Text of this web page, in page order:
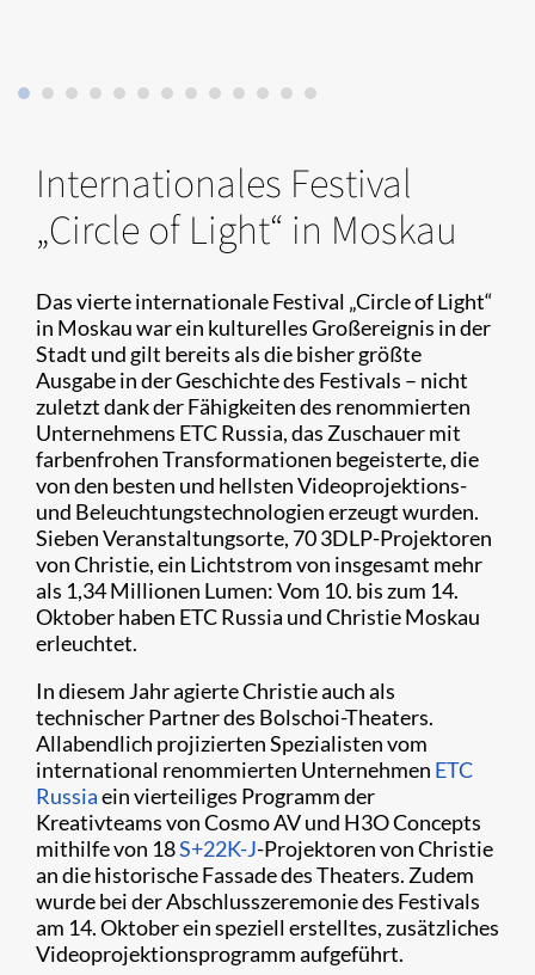
Internationales Festival
„Circle of Light“ in Moskau
Das vierte internationale Festival „Circle of Light“
in Moskau war ein kulturelles Großereignis in der
Stadt und gilt bereits als die bisher größte
Ausgabe in der Geschichte des Festivals – nicht
zuletzt dank der Fähigkeiten des renommierten
Unternehmens ETC Russia, das Zuschauer mit
farbenfrohen Transformationen begeisterte, die
von den besten und hellsten Videoprojektions-
und Beleuchtungstechnologien erzeugt wurden.
Sieben Veranstaltungsorte, 70 3DLP-Projektoren
von Christie, ein Lichtstrom von insgesamt mehr
als 1,34 Millionen Lumen: Vom 10. bis zum 14.
Oktober haben ETC Russia und Christie Moskau
erleuchtet.
In diesem Jahr agierte Christie auch als
technischer Partner des Bolschoi-Theaters.
Allabendlich projizierten Spezialisten vom
international renommierten Unternehmen ETC
Russiaein vierteiliges Programm der
Kreativteams von Cosmo AV und H3O Concepts
mithilfe von 18S+22K-J-Projektoren von Christie
an die historische Fassade des Theaters. Zudem
wurde bei der Abschlusszeremonie des Festivals
am 14. Oktober ein speziell erstelltes, zusätzliches
Videoprojektionsprogramm aufgeführt.